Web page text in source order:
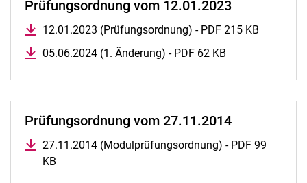
Prüfungsordnung vom 12.01.2023
12.01.2023 (Prüfungsordnung) - PDF 215 KB
05.06.2024 (1. Änderung) - PDF 62 KB
Prüfungsordnung vom 27.11.2014
27.11.2014 (Modulprüfungsordnung) - PDF 99
KB